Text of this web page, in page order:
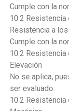
Cumple con la
10.2
Resistencia a
Cumple con la
10.2
Elevación
No se aplica,
ser evaluado.
10.2